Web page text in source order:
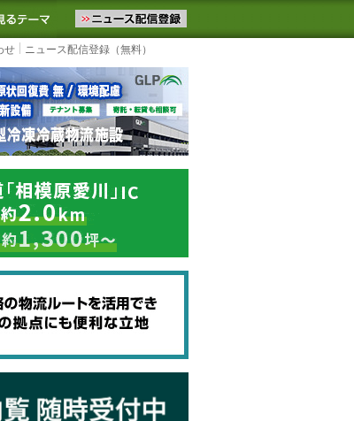
お届けします。物流ニュースメール配信を登録す
入りに追加 よく見るテーマ
せ ニュース配信登録（無料）